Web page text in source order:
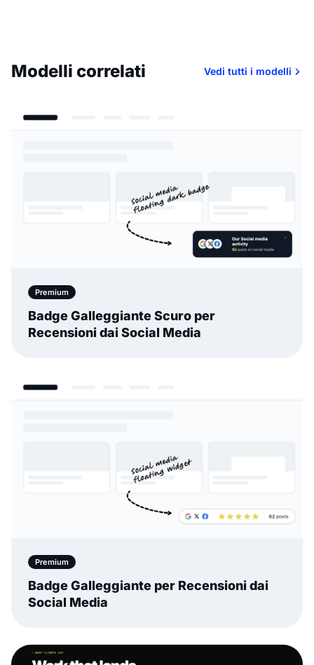
Modelli correlati Vedi tutti i modelli
Premium
Badge Galleggiante Scuro per
Recensioni dai Social Media
Premium
Badge Galleggiante per Recensioni dai
Social Media